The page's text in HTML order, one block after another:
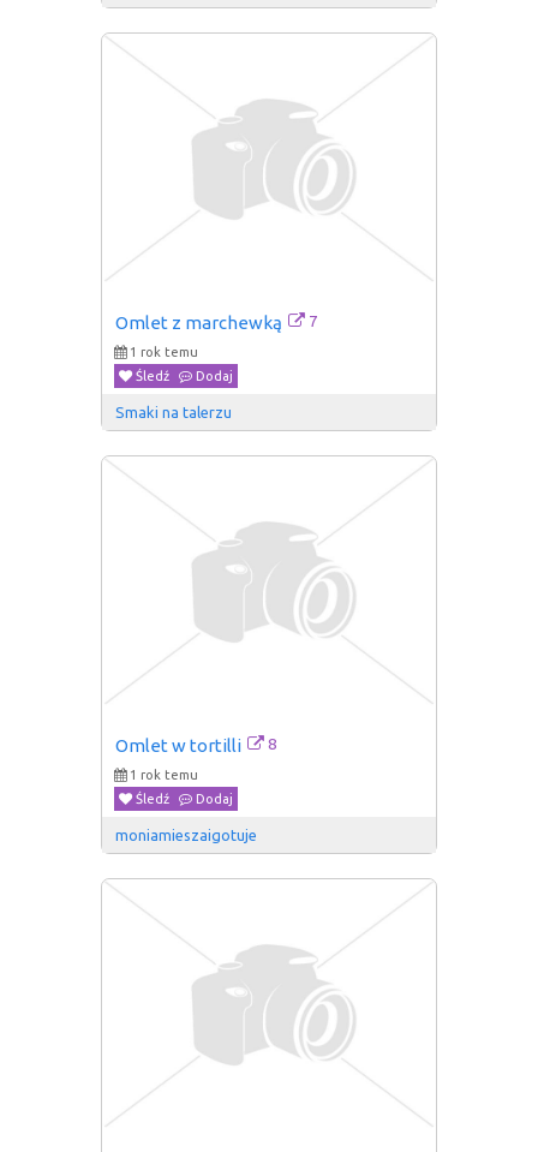
Omlet z marchewką 7
1 rok temu
Śledź
Dodaj
Smaki na talerzu
Omlet w tortilli 8
1 rok temu
Śledź
Dodaj
moniamieszaigotuje